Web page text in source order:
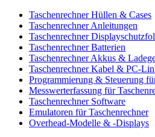
Taschenrechner Hüllen & Cases
Taschenrechner Anleitungen
Taschenrechner
Taschenrechner Batterien
Taschenrechner Akkus &
Taschenrechner Kabel & PC-
Programmierung & Steuerung
Messwerterfassung für
Taschenrechner Software
Emulatoren für Taschenrechner
Overhead-Modelle & -Displays